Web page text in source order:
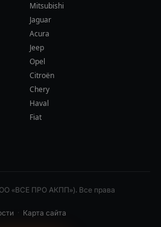
Mitsubishi
Jaguar
Acura
Jeep
Opel
Citroën
Chery
Haval
Fiat
«ВСЕ ПРО АКПП»). Все права
· Карта сайта